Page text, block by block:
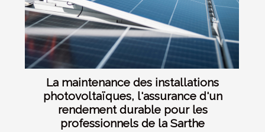
La maintenance des installations
photovoltaïques, l'assurance d'un
rendement durable pour les
professionnels de la Sarthe